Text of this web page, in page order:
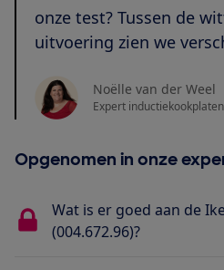
onze test? Tussen de
uitvoering zien we
Noëlle van der Weel
Expert
Opgenomen in onze
Wat is er goed aan de
(004.672.96)?